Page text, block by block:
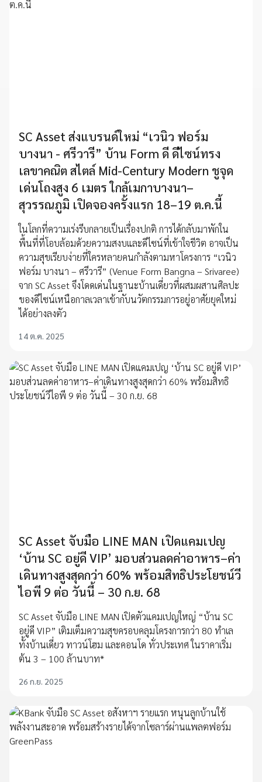
SC Asset ส่งแบรนด์ใหม่ “เวนิว ฟอร์ม
บางนา - ศรีวารี” บ้าน Form ดี ดีไซน์ทรง
เลขาคณิต สไตล์ Mid-Century Modern ชูจุด
เด่นโถงสูง 6 เมตร ใกล้เมกาบางนา–
สุวรรณภูมิ เปิดจองครั้งแรก 18–19 ต.ค.นี้
ในโลกที่ความเร่งรีบกลายเป็นเรื่องปกติ การได้กลับมาพักใน
พื้นที่ที่โอบล้อมด้วยความสงบและดีไซน์ที่เข้าใจชีวิต อาจเป็น
ความสุขเรียบง่ายที่ใครหลายคนกำลังตามหาโครงการ “เวนิว
ฟอร์ม บางนา – ศรีวารี” (Venue Form Bangna – Srivaree)
จาก SC Asset จึงโดดเด่นในฐานะบ้านเดี่ยวที่ผสมผสานศิลปะ
ของดีไซน์เหนือกาลเวลาเข้ากับนวัตกรรมการอยู่อาศัยยุคใหม่
ได้อย่างลงตัว
14 ต.ค. 2025
SC Asset จับมือ LINE MAN เปิดแคมเปญ
‘บ้าน SC อยู่ดี VIP’ มอบส่วนลดค่าอาหาร–ค่า
เดินทางสูงสุดกว่า 60% พร้อมสิทธิประโยชน์วี
ไอพี 9 ต่อ วันนี้ – 30 ก.ย. 68
SC Asset จับมือ LINE MAN เปิดตัวแคมเปญใหญ่ “บ้าน SC
อยู่ดี VIP” เติมเต็มความสุขครอบคลุมโครงการกว่า 80 ทำเล
ทั้งบ้านเดี่ยว ทาวน์โฮม และคอนโด ทั่วประเทศ ในราคาเริ่ม
ต้น 3 – 100 ล้านบาท*
26 ก.ย. 2025